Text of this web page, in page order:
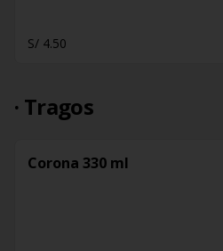
S/ 4.50
· Tragos
Corona 330 ml